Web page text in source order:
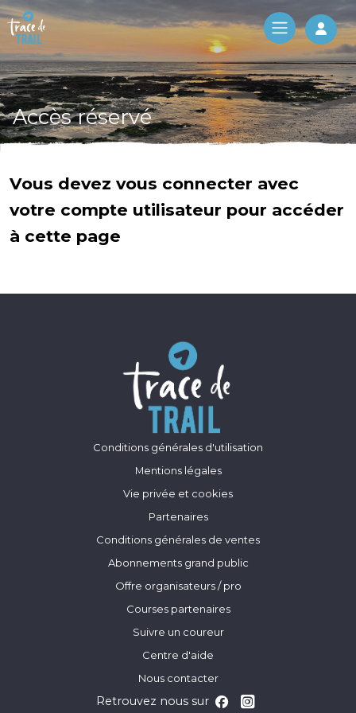
Log
Accès réservé
Vous devez vous connecter avec
votre compte utilisateur pour accéder
à cette page
Conditions générales d'utilisation
Mentions légales
Vie privée et cookies
Partenaires
Conditions générales de ventes
Abonnements grand public
Offre organisateurs / pro
Courses partenaires
Suivre un coureur
Centre d'aide
Nous contacter
Retrouvez nous sur